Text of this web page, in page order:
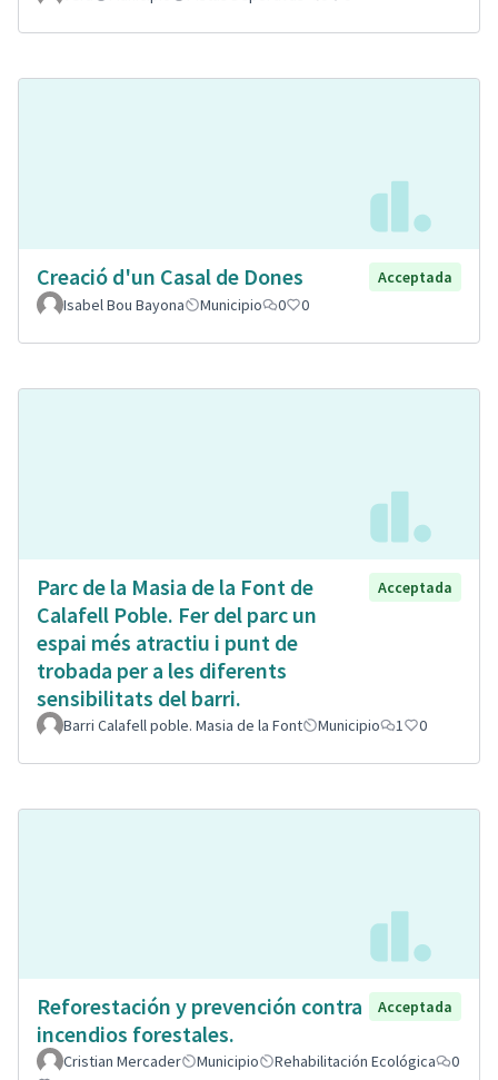
Creació d'un Casal de Dones
Acceptada
Isabel Bou Bayona
Municipio 0 0
Parc de la Masia de la Font de
Calafell Poble. Fer del parc un
espai més atractiu i punt de
trobada per a les diferents
sensibilitats del barri.
Acceptada
Barri Calafell poble. Masia de la Font Municipio 1 0
Reforestación y prevención contra
incendios forestales.
Acceptada
Cristian Mercader Municipio Rehabilitación Ecológica
0